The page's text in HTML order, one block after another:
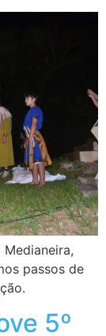
passos de
5º